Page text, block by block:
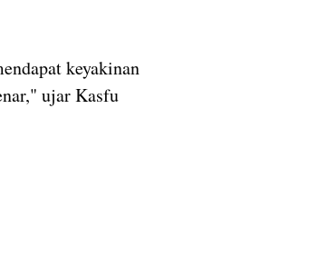
keyakinan
ujar Kasfu